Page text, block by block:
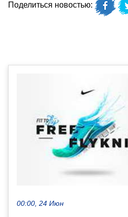
Поделиться новостью:
00:00, 24 Июн